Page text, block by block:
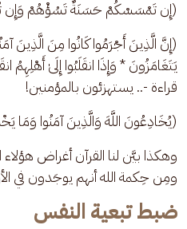
(إِن تَمْسَسْكُمْ حَسَنَةٌ تَسُؤْهُمْ وَإِن
(إِنَّ الَّذِينَ أَجْرَمُوا كَانُوا مِنَ الَّذِينَ
يَتَغَامَزُونَ * وَإِذَا انقَلَبُوا إِلَىٰ أَهْلِهِمُ
قراءة -.. يستهزئون بالمؤمنين!
(يُخَادِعُونَ اللَّهَ وَالَّذِينَ آمَنُوا وَمَا
وهكذا بيَّن لنا القرآن أغراض
ومِن حِكمة الله أنهم يوجَدون في
ضبط تبعية النفس